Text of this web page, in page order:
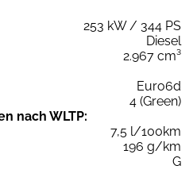
253 kW / 344 PS
Diesel
2.967 cm³
Euro6d
4 (Green)
nach WLTP:
7,5 l/100km
196 g/km
G